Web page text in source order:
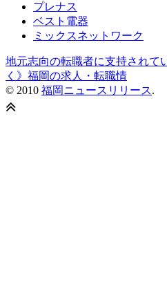
プレナス
ベスト電器
ミックスネットワーク
地元志向の転職者に支持されて
く》福岡の求人・転職情
© 2010 福岡ニュースリリース.